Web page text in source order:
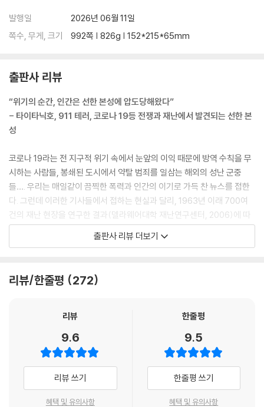
발행일
2026년 06월 11일
쪽수, 무게, 크기
992쪽 | 826g | 152*215*65mm
출판사 리뷰
“위기의 순간, 인간은 선한 본성에 압도당해왔다”
- 타이타닉호, 911 테러, 코로나 19등 전쟁과 재난에서 발견되는 선한 본
성
코로나 19라는 전 지구적 위기 속에서 눈앞의 이익 때문에 방역 수칙을 무
시하는 사람들, 봉쇄된 도시에서 약탈 범죄를 일삼는 해외의 성난 군중
들…. 우리는 매일같이 끔찍한 폭력과 인간의 이기로 가득 찬 뉴스를 접한
다. 그런데 이러한 기사들에서 접하는 현실과 달리, 1963년 이래 700여
건의 재난 현장을 연구한 결과(델라웨어대학 재난연구센터, 2006)에 따
르면 놀랍게도 재난 시 살인, 강도, 강간 등의 범죄율은 감소하고 오히려 사
람들이 물품과 서비스를 대량으로 분배하는 이타주의적 행태가 증가했다.
인 제1, 2차 세계대전을 비롯하여 타이타닉호 침몰, 911 테러, 허리케인 카
고 말한다. 인간은 위기의 순간에 ‘군중심리’와 공황에 빠지는 것이 아니라
『휴먼카인드』에서 인류의 보편적 속성이자, 우리가 진지하게 받아들인다
면 사회를 근본적으로 바꿀 수 있는 아이디어를 제시한다. 바로 ‘인간의 본
성이 선하다’는 아이디어다.
『휴먼카인드』에서 저자는 ‘이기적 유전자’, ‘이웃집 살인마’, ‘호모 이코노미
출판사 리뷰 더보기
리뷰/한줄평 272
리뷰
9.6
리뷰 쓰기
혜택 및 유의사항
한줄평
9.5
한줄평 쓰기
혜택 및 유의사항